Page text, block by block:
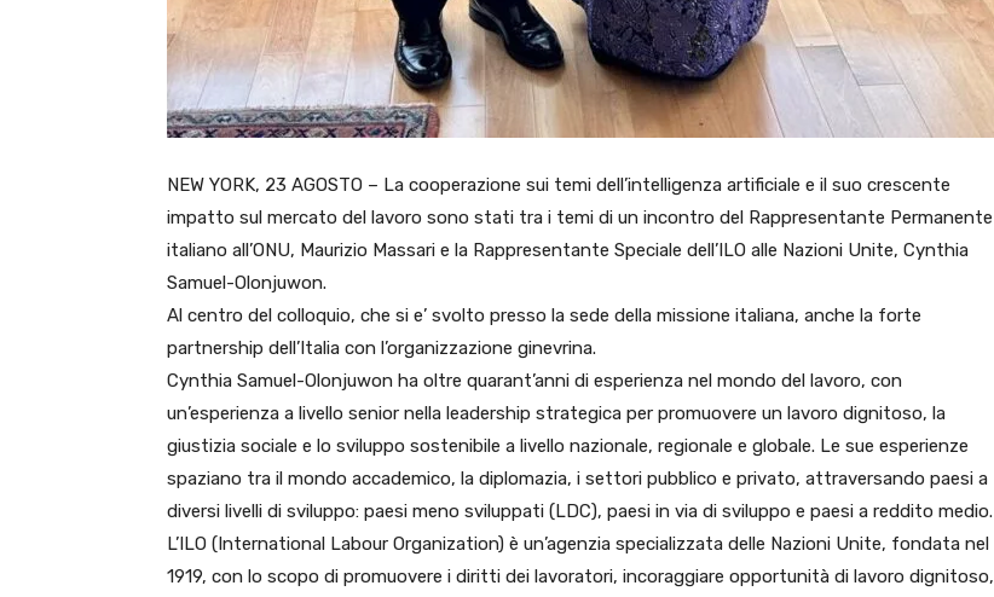
NEW YORK, 23 AGOSTO – La cooperazione sui temi dell’intelligenza artificiale e il suo crescente
impatto sul mercato del lavoro sono stati tra i temi di un incontro del Rappresentante Permanente
italiano all’ONU, Maurizio Massari e la Rappresentante Speciale dell’ILO alle Nazioni Unite, Cynthia
Samuel-Olonjuwon.
Al centro del colloquio, che si e’ svolto presso la sede della missione italiana, anche la forte
partnership dell’Italia con l’organizzazione ginevrina.
Cynthia Samuel-Olonjuwon ha oltre quarant’anni di esperienza nel mondo del lavoro, con
un’esperienza a livello senior nella leadership strategica per promuovere un lavoro dignitoso, la
giustizia sociale e lo sviluppo sostenibile a livello nazionale, regionale e globale. Le sue esperienze
spaziano tra il mondo accademico, la diplomazia, i settori pubblico e privato, attraversando paesi a
diversi livelli di sviluppo: paesi meno sviluppati (LDC), paesi in via di sviluppo e paesi a reddito medio.
L’ILO (International Labour Organization) è un’agenzia specializzata delle Nazioni Unite, fondata nel
1919, con lo scopo di promuovere i diritti dei lavoratori, incoraggiare opportunità di lavoro dignitoso,